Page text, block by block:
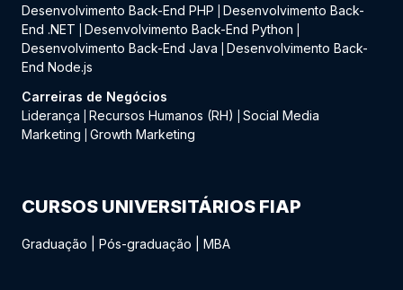
Desenvolvimento Back-End PHP
Desenvolvimento Back-
End .NET
Desenvolvimento Back-End Python
Desenvolvimento Back-End Java
Desenvolvimento Back-
End Node.js
Carreiras de Negócios
Liderança
Recursos Humanos (RH)
Social Media
Marketing
Growth Marketing
CURSOS UNIVERSITÁRIOS FIAP
Graduação Pós-graduação MBA